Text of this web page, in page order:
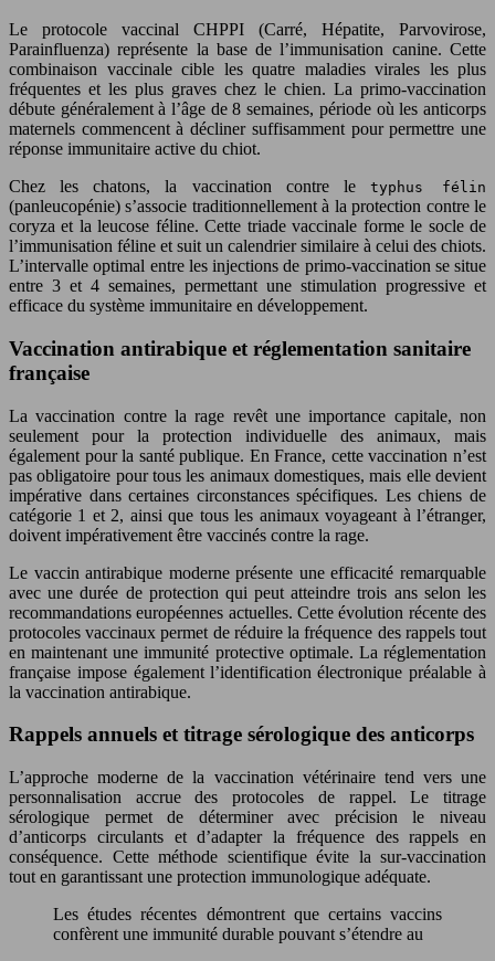
Le protocole vaccinal CHPPI (Carré, Hépatite, Parvovirose,
Parainfluenza) représente la base de l’immunisation canine. Cette
combinaison vaccinale cible les quatre maladies virales les plus
fréquentes et les plus graves chez le chien. La primo-vaccination
débute généralement à l’âge de 8 semaines, période où les anticorps
maternels commencent à décliner suffisamment pour permettre une
réponse immunitaire active du chiot.
Chez les chatons, la vaccination contre le typhus félin
(panleucopénie) s’associe traditionnellement à la protection contre le
coryza et la leucose féline. Cette triade vaccinale forme le socle de
l’immunisation féline et suit un calendrier similaire à celui des chiots.
L’intervalle optimal entre les injections de primo-vaccination se situe
entre 3 et 4 semaines, permettant une stimulation progressive et
efficace du système immunitaire en développement.
Vaccination antirabique et réglementation sanitaire
française
La vaccination contre la rage revêt une importance capitale, non
seulement pour la protection individuelle des animaux, mais
également pour la santé publique. En France, cette vaccination n’est
pas obligatoire pour tous les animaux domestiques, mais elle devient
impérative dans certaines circonstances spécifiques. Les chiens de
catégorie 1 et 2, ainsi que tous les animaux voyageant à l’étranger,
doivent impérativement être vaccinés contre la rage.
Le vaccin antirabique moderne présente une efficacité remarquable
avec une durée de protection qui peut atteindre trois ans selon les
recommandations européennes actuelles. Cette évolution récente des
protocoles vaccinaux permet de réduire la fréquence des rappels tout
en maintenant une immunité protective optimale. La réglementation
française impose également l’identification électronique préalable à
la vaccination antirabique.
Rappels annuels et titrage sérologique des anticorps
L’approche moderne de la vaccination vétérinaire tend vers une
personnalisation accrue des protocoles de rappel. Le titrage
sérologique permet de déterminer avec précision le niveau
d’anticorps circulants et d’adapter la fréquence des rappels en
conséquence. Cette méthode scientifique évite la sur-vaccination
tout en garantissant une protection immunologique adéquate.
Les études récentes démontrent que certains vaccins
confèrent une immunité durable pouvant s’étendre au